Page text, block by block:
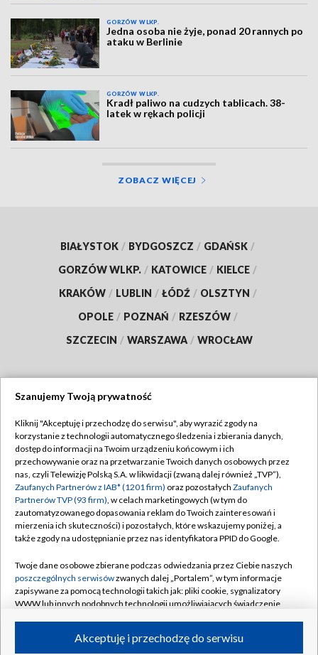
GORZÓW WLKP.
Jedna osoba nie żyje, ponad 20 rannych po
ataku w Berlinie
GORZÓW WLKP.
Kradł paliwo na cudzych tablicach. 38-
latek w rękach policji
ZOBACZ WIĘCEJ
BIAŁYSTOK / BYDGOSZCZ / GDAŃSK /
GORZÓW WLKP. / KATOWICE / KIELCE /
KRAKÓW / LUBLIN / ŁÓDŹ / OLSZTYN /
OPOLE / POZNAŃ / RZESZÓW /
SZCZECIN / WARSZAWA / WROCŁAW
TVP
Abonament TVP
Emisja w TVP
Centrum informacji TVP
Naziemna Telewizja Cyfrowa
Rada Programowa
System NOS
Informacje o nadawcy
Program dla prasy
Regulamin TVP
Polityka prywatności
Moje zgody
Pomoc
Kontakt
Kanały
Szanujemy Twoją prywatność
Kliknij "Akceptuję i przechodzę do serwisu", aby wyrazić zgody na
korzystanie z technologii automatycznego śledzenia i zbierania danych,
dostęp do informacji na Twoim urządzeniu końcowym i ich
przechowywanie oraz na przetwarzanie Twoich danych osobowych przez
nas, czyli Telewizję Polską S.A. w likwidacji (zwaną dalej również „TVP”),
Zaufanych Partnerów z IAB* (1201 firm) oraz pozostałych Zaufanych
Partnerów TVP (93 firm), w celach marketingowych (w tym do
zautomatyzowanego dopasowania reklam do Twoich zainteresowań i
mierzenia ich skuteczności) i pozostałych, które wskazujemy poniżej, a
także zgody na udostępnianie przez nas identyfikatora PPID do Google.
Twoje dane osobowe zbierane podczas odwiedzania przez Ciebie naszych
poszczególnych serwisówzwanych dalej „Portalem”, w tym informacje
zapisywane za pomocą technologii takich jak: pliki cookie, sygnalizatory
WWW lub innych podobnych technologii umożliwiających świadczenie
ruchu w Internecie.Akceptuję i przechodzę do serwisu